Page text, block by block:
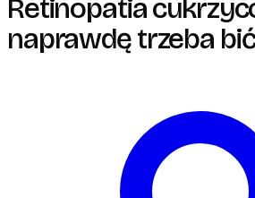
Retinopatia
naprawdę trzeba